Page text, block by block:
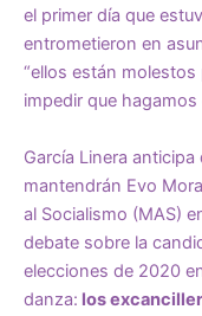
el primer día que
entrometieron en
“ellos están
impedir que
García Linera
mantendrán Evo
al Socialismo (MAS)
debate sobre la
elecciones de 2020
danza: los